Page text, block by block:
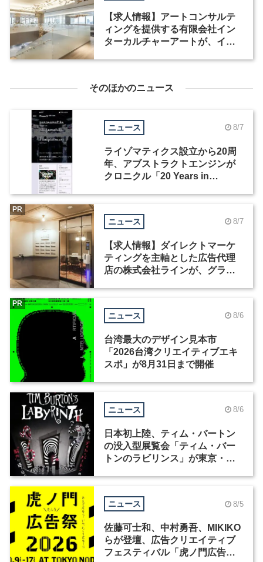
【求人情報】アートコンサルテ
ィングを提供する有限会社イン
ターカルチャーアートが、イン
そのほかのニュース
ニュース 8/7
ライゾマティクス設立から20周
年、アブストラクトエンジンが
クロニクル「20 Years in
ニュース 8/7
【求人情報】ダイレクトマーケ
ティングを主軸とした広告代理
店の株式会社ラインが、グラフ
PR
ニュース 8/6
台湾最大のデザイン見本市
「2026台湾クリエイティブエキ
スポ」が8月31日まで開催
PR
ニュース 8/6
日本初上陸、ティム・バートン
の没入型展覧会「ティム・バー
トンのラビリンス」が東京・豊
ニュース 8/5
佐藤可士和、中村勇吾、MIKIKO
らが登壇、広告クリエイティブ
フェスティバル「虎ノ門広告